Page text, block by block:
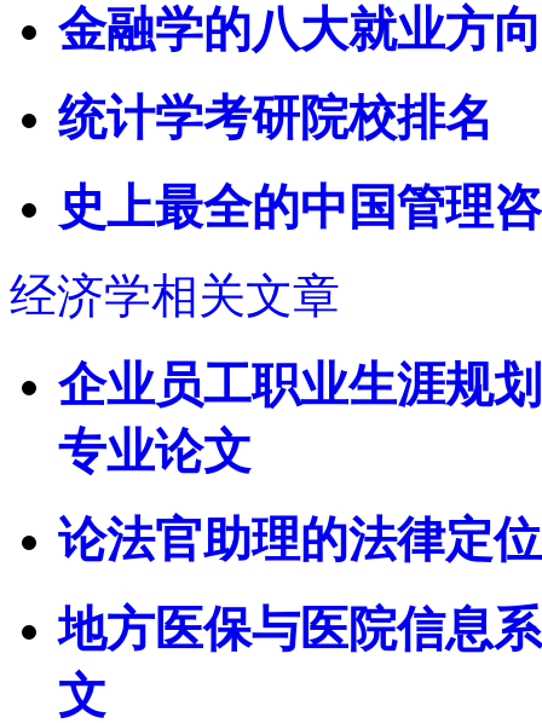
金融学的八大就业方
统计学考研院校排名
史上最全的中国管理
经济学相关文章
企业员工职业生涯规
专业论文
论法官助理的法律定
地方医保与医院信息
文